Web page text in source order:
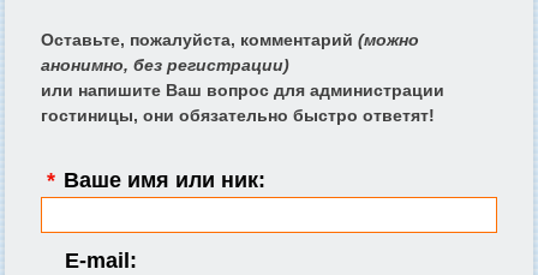
Оставьте, пожалуйста, комментарий (можно
анонимно, без регистрации)
или напишите Ваш вопрос для администрации
гостиницы, они обязательно быстро ответят!
* Ваше имя или ник:
E-mail: